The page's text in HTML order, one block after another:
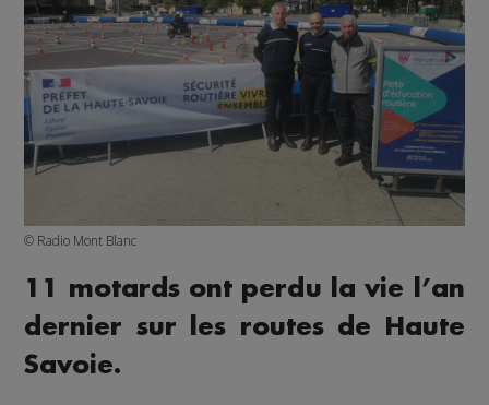
© Radio Mont Blanc
11 motards ont perdu la vie l’an
dernier sur les routes de Haute
Savoie.